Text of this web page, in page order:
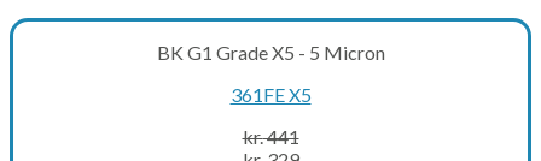
BK G1 Grade X5 - 5 Micron
361FE X5
kr.441